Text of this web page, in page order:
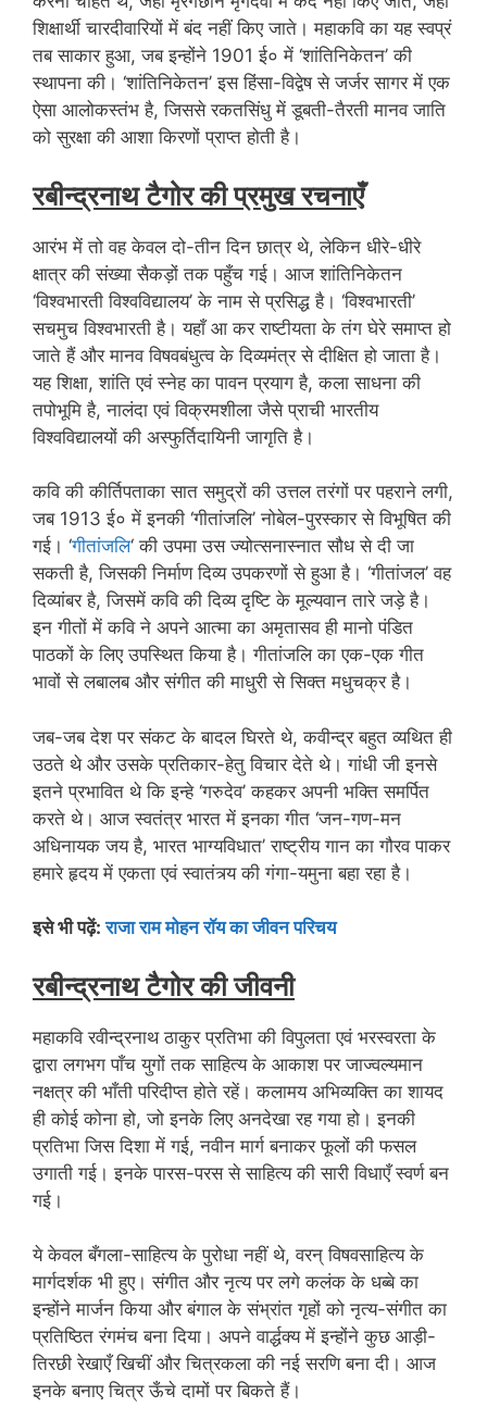
शिक्षार्थी चारदीवारियों में बंद नहीं किए जाते। महाकवि का यह स्वप्रं
तब साकार हुआ, जब इन्होंने 1901 ई० में ‘शांतिनिकेतन’ की
स्थापना की। ‘शांतिनिकेतन’ इस हिंसा-विद्वेष से जर्जर सागर में एक
ऐसा आलोकस्तंभ है, जिससे रकतसिंधु में डूबती-तैरती मानव जाति
को सुरक्षा की आशा किरणों प्राप्त होती है।
रबीन्द्रनाथ टैगोर की प्रमुख रचनाएँ
आरंभ में तो वह केवल दो-तीन दिन छात्र थे, लेकिन धीरे-धीरे
क्षात्र की संख्या सैकड़ों तक पहुँच गई। आज शांतिनिकेतन
‘विश्वभारती विश्वविद्यालय’ के नाम से प्रसिद्ध है। ‘विश्वभारती’
सचमुच विश्वभारती है। यहाँ आ कर राष्टीयता के तंग घेरे समाप्त हो
जाते हैं और मानव विषवबंधुत्व के दिव्यमंत्र से दीक्षित हो जाता है।
यह शिक्षा, शांति एवं स्नेह का पावन प्रयाग है, कला साधना की
तपोभूमि है, नालंदा एवं विक्रमशीला जैसे प्राची भारतीय
विश्वविद्यालयों की अस्फुर्तिदायिनी जागृति है।
कवि की कीर्तिपताका सात समुद्रों की उत्तल तरंगों पर पहराने लगी,
जब 1913 ई० में इनकी ‘गीतांजलि’ नोबेल-पुरस्कार से विभूषित की
गई। ‘गीतांजलि‘ की उपमा उस ज्योत्सनास्नात सौध से दी जा
सकती है, जिसकी निर्माण दिव्य उपकरणों से हुआ है। ‘गीतांजल’ वह
दिव्यांबर है, जिसमें कवि की दिव्य दृष्टि के मूल्यवान तारे जड़े है।
इन गीतों में कवि ने अपने आत्मा का अमृतासव ही मानो पंडित
पाठकों के लिए उपस्थित किया है। गीतांजलि का एक-एक गीत
भावों से लबालब और संगीत की माधुरी से सिक्त मधुचक्र है।
जब-जब देश पर संकट के बादल घिरते थे, कवीन्द्र बहुत व्यथित ही
उठते थे और उसके प्रतिकार-हेतु विचार देते थे। गांधी जी इनसे
इतने प्रभावित थे कि इन्हे ‘गरुदेव’ कहकर अपनी भक्ति समर्पित
करते थे। आज स्वतंत्र भारत में इनका गीत ‘जन-गण-मन
अधिनायक जय है, भारत भाग्यविधात’ राष्ट्रीय गान का गौरव पाकर
हमारे हृदय में एकता एवं स्वातंत्र्य की गंगा-यमुना बहा रहा है।
इसे भी पढ़ें:राजा राम मोहन रॉय का जीवन परिचय
रबीन्द्रनाथ टैगोर की जीवनी
महाकवि रवीन्द्रनाथ ठाकुर प्रतिभा की विपुलता एवं भरस्वरता के
द्वारा लगभग पाँच युगों तक साहित्य के आकाश पर जाज्वल्यमान
नक्षत्र की भाँती परिदीप्त होते रहें। कलामय अभिव्यक्ति का शायद
ही कोई कोना हो, जो इनके लिए अनदेखा रह गया हो। इनकी
प्रतिभा जिस दिशा में गई, नवीन मार्ग बनाकर फूलों की फसल
उगाती गई। इनके पारस-परस से साहित्य की सारी विधाएँ स्वर्ण बन
गई।
ये केवल बँगला-साहित्य के पुरोधा नहीं थे, वरन् विषवसाहित्य के
मार्गदर्शक भी हुए। संगीत और नृत्य पर लगे कलंक के धब्बे का
इन्होंने मार्जन किया और बंगाल के संभ्रांत गृहों को नृत्य-संगीत का
प्रतिष्ठित रंगमंच बना दिया। अपने वार्द्धक्य में इन्होंने कुछ आड़ी-
तिरछी रेखाएँ खिचीं और चित्रकला की नई सरणि बना दी। आज
इनके बनाए चित्र ऊँचे दामों पर बिकते हैं।